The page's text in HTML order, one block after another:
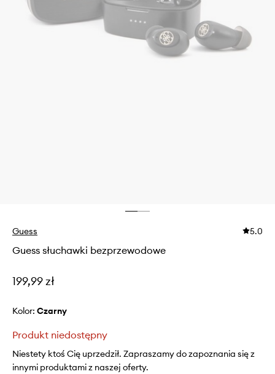
Guess 5.0
Guess słuchawki bezprzewodowe
199,99 zł
Kolor: czarny
Produkt niedostępny
Niestety ktoś Cię uprzedził. Zapraszamy do zapoznania się z
innymi produktami z naszej oferty.